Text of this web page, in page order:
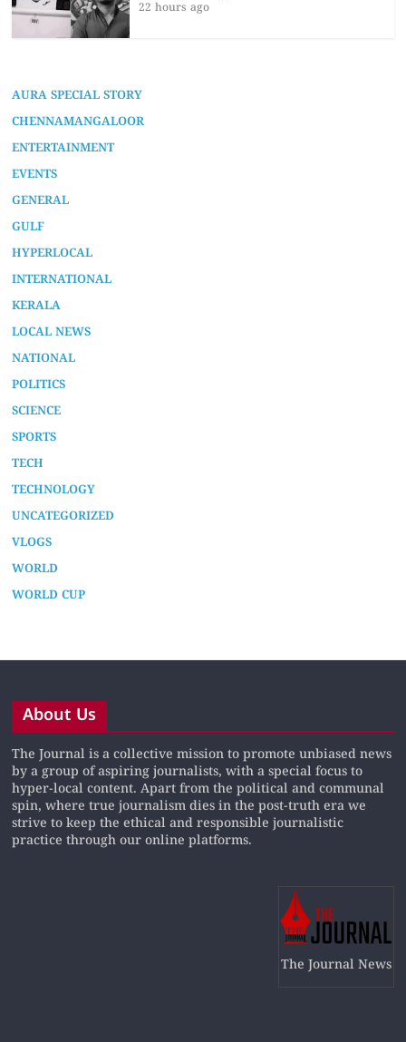
22 hours ago
AURA SPECIAL STORY
CHENNAMANGALOOR
ENTERTAINMENT
EVENTS
GENERAL
GULF
HYPERLOCAL
INTERNATIONAL
KERALA
LOCAL NEWS
NATIONAL
POLITICS
SCIENCE
SPORTS
TECH
TECHNOLOGY
UNCATEGORIZED
VLOGS
WORLD
WORLD CUP
About Us
The Journal is a collective mission to promote unbiased news
by a group of aspiring journalists, with a special focus to
hyper-local content. Apart from the political and communal
spin, where true journalism dies in the post-truth era we
strive to keep the ethical and responsible journalistic
practice through our online platforms.
The Journal News